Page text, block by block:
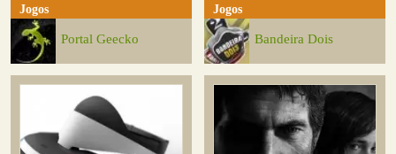
Jogos
Portal Geecko
Jogos
Bandeira Dois